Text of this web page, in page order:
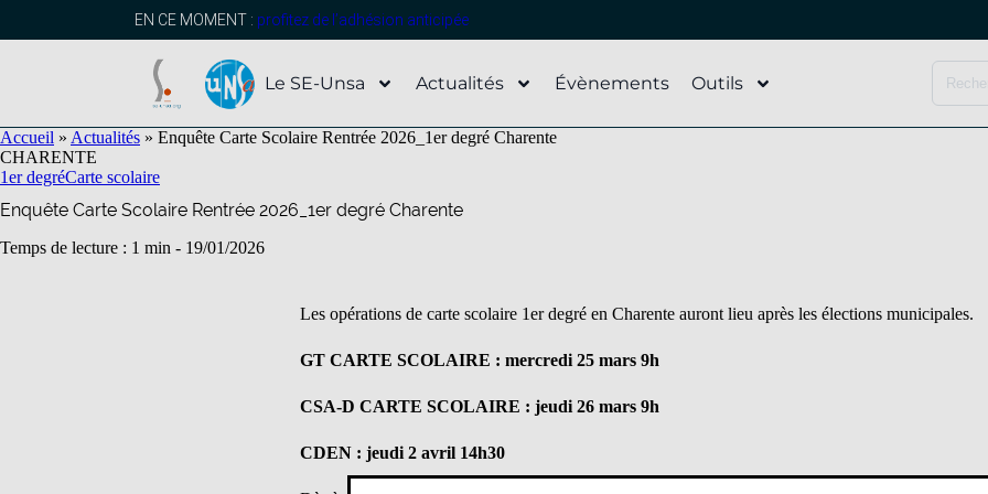
EN CE MOMENT : profitez de l’adhésion anticipée
Le SE-Unsa Actualités Évènements Outils
Accueil » Actualités » Enquête Carte Scolaire Rentrée 2026_1er degré Charente
CHARENTE
1er degréCarte scolaire
Enquête Carte Scolaire Rentrée 2026_1er degré Charente
Temps de lecture : 1 min - 19/01/2026
Les opérations de carte scolaire 1er degré en Charente auront lieu après les élections municipales.
GT CARTE SCOLAIRE : mercredi 25 mars 9h
CSA-D CARTE SCOLAIRE : jeudi 26 mars 9h
CDEN : jeudi 2 avril 14h30